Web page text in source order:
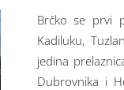
Brčko se prvi
Kadiluku,
jedina
Dubrovnika i